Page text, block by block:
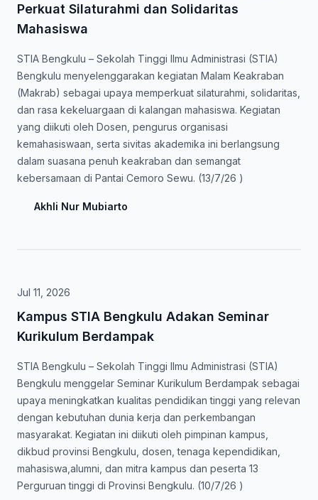
Perkuat Silaturahmi dan Solidaritas
Mahasiswa
STIA Bengkulu – Sekolah Tinggi Ilmu Administrasi (STIA)
Bengkulu menyelenggarakan kegiatan Malam Keakraban
(Makrab) sebagai upaya memperkuat silaturahmi, solidaritas,
dan rasa kekeluargaan di kalangan mahasiswa. Kegiatan
yang diikuti oleh Dosen, pengurus organisasi
kemahasiswaan, serta sivitas akademika ini berlangsung
dalam suasana penuh keakraban dan semangat
kebersamaan di Pantai Cemoro Sewu. (13/7/26 )
Akhli Nur Mubiarto
Jul 11, 2026
Kampus STIA Bengkulu Adakan Seminar
Kurikulum Berdampak
STIA Bengkulu – Sekolah Tinggi Ilmu Administrasi (STIA)
Bengkulu menggelar Seminar Kurikulum Berdampak sebagai
upaya meningkatkan kualitas pendidikan tinggi yang relevan
dengan kebutuhan dunia kerja dan perkembangan
masyarakat. Kegiatan ini diikuti oleh pimpinan kampus,
dikbud provinsi Bengkulu, dosen, tenaga kependidikan,
mahasiswa,alumni, dan mitra kampus dan peserta 13
Perguruan tinggi di Provinsi Bengkulu. (10/7/26 )